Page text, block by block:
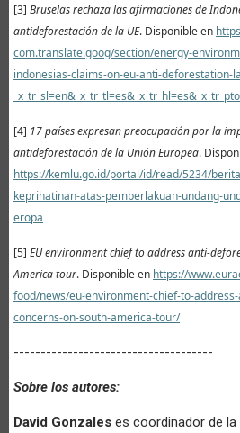
[3] Bruselas rechaza las afirmaciones de
antideforestación de la UE. Disponible en
com.translate.goog/section/energy-
indonesias-claims-on-eu-anti-deforestation-
[4] 17 países expresan preocupación por la
antideforestación de la Unión Europea.
https://kemlu.go.id/portal/id/read/5234/
keprihatinan-atas-pemberlakuan-undang-
eropa
[5] EU environment chief to address anti-
America tour. Disponible en https://
food/news/eu-environment-chief-to-
concerns-on-south-america-tour/
-------------------------------------
Sobre los autores:
David Gonzales es coordinador de la